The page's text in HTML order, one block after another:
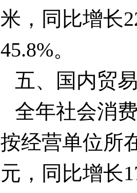
米，同比增长
45.8%。
五、国内贸
全年社会消
按经营单位所
元，同比增长